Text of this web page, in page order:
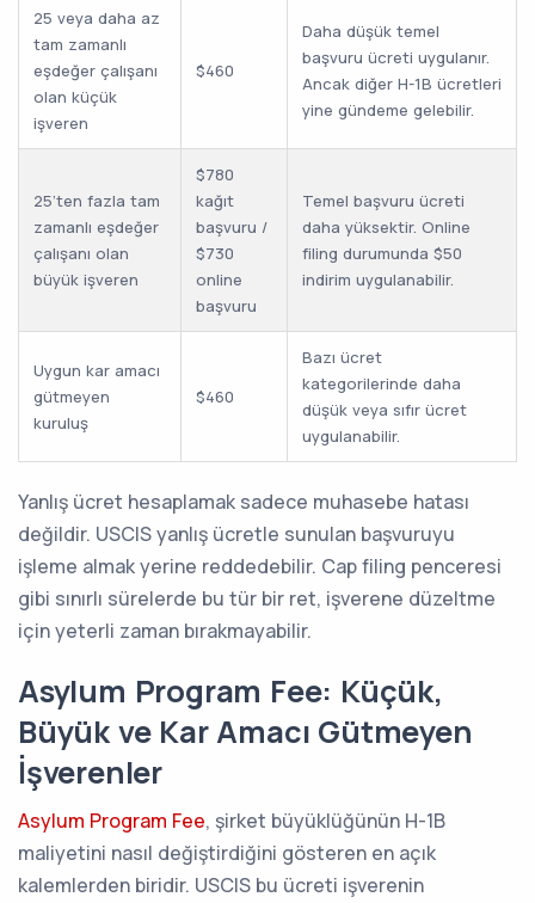
25 veya daha az
tam zamanlı
eşdeğer çalışanı
olan küçük
işveren
$460
Daha düşük temel
başvuru ücreti uygulanır.
Ancak diğer H-1B ücretleri
yine gündeme gelebilir.
25’ten fazla tam
zamanlı eşdeğer
çalışanı olan
büyük işveren
$780
kağıt
başvuru /
$730
online
başvuru
Temel başvuru ücreti
daha yüksektir. Online
filing durumunda $50
indirim uygulanabilir.
Uygun kar amacı
gütmeyen
kuruluş
$460
Bazı ücret
kategorilerinde daha
düşük veya sıfır ücret
uygulanabilir.
Yanlış ücret hesaplamak sadece muhasebe hatası
değildir. USCIS yanlış ücretle sunulan başvuruyu
işleme almak yerine reddedebilir. Cap filing penceresi
gibi sınırlı sürelerde bu tür bir ret, işverene düzeltme
için yeterli zaman bırakmayabilir.
Asylum Program Fee: Küçük,
Büyük ve Kar Amacı Gütmeyen
İşverenler
Asylum Program Fee, şirket büyüklüğünün H-1B
maliyetini nasıl değiştirdiğini gösteren en açık
kalemlerden biridir. USCIS bu ücreti işverenin